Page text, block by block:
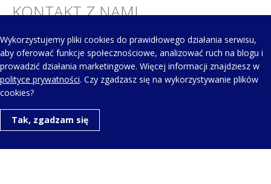
KONTAKT Z NAMI
Telefon kontaktowy:
+48 123 454 514
Napisz do nas:
aero@aerowatch.pl
Wykorzystujemy pliki cookies do prawidłowego działania serwisu,
aby oferować funkcje społecznościowe, analizować ruch na blogu i
prowadzić działania marketingowe. Więcej informacji znajdziesz w
polityce prywatności. Czy zgadzasz się na wykorzystywanie plików
cookies?
Tak, zgadzam się